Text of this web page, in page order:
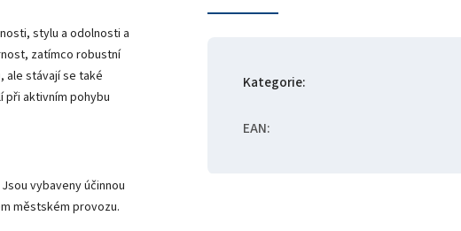
stylu a odolnosti a
zatímco robustní
ale stávají se také
při aktivním pohybu
vybaveny účinnou
městském provozu.
Kategorie:
EAN: